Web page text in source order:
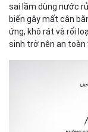
sai lầm dùng nước
biến gây mất cân
ứng, khô rát và rối
sinh trở nên an toàn